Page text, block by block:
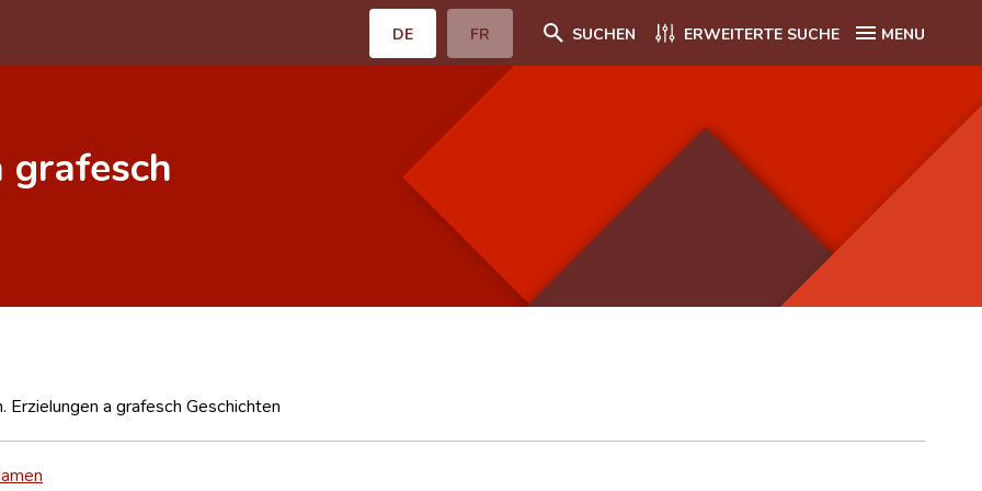
DE FR SUCHEN ERWEITERTE SUCHE MENU
grafesch
Erzielungen a grafesch Geschichten